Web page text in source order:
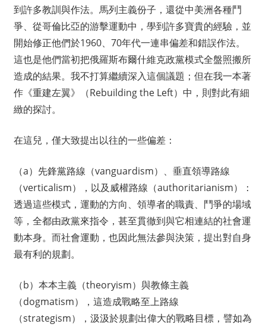
到許多教訓與作法。馬列主義份子，還從中美洲各種鬥
爭、從哥倫比亞的游擊運動中，學到許多寶貴的經驗，並
開始修正他們於1960、70年代一連串偏差和錯誤作法。
這也是他們當初把俄羅斯布爾什維克政黨模式全盤照搬所
造成的結果。我不打算繼續深入這個議題；但在我一本著
作《重建左翼》（Rebuilding the Left）中，則對此有細
緻的探討。
在這兒，僅大致提出以往的一些偏差：
（a）先鋒黨路線（vanguardism）、垂直領導路線
（verticalism），以及威權路線（authoritarianism）：
透過這些模式，運動的方向、領導者的職責、鬥爭的場域
等，全都由政黨來指令，甚至貫徹到與它相連結的社會運
動本身。而社會運動，也因此無法參與決策，提出對自身
最有利的規劃。
（b）本本主義（theoryism）與教條主義
（dogmatism），這造成戰略至上路線
（strategism），汲汲於規劃出偉大的戰略目標，譬如為